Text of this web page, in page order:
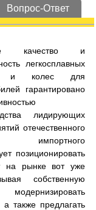
Вопрос-Ответ
качество и
легкосплавных
и колес для
гарантировано
лидирующих
отечественного
позиционировать
на рынке вот уже
собственную
также предлагать